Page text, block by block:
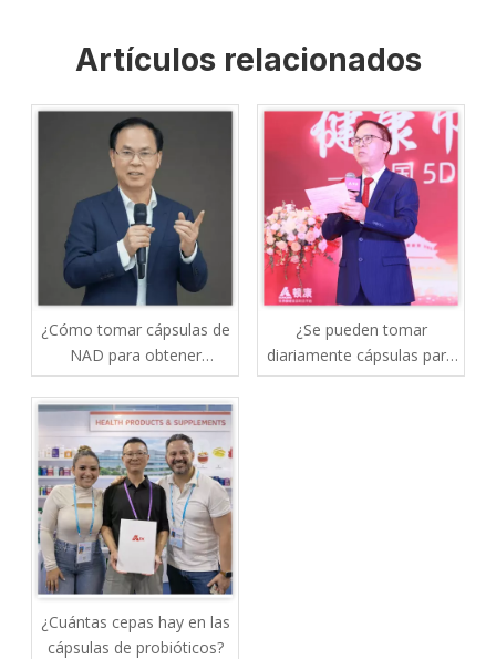
Artículos relacionados
¿Cómo tomar cápsulas de
NAD para obtener
mejores resultados?
¿Se pueden tomar
diariamente cápsulas para
el hígado o la resaca?
¿Cuántas cepas hay en las
cápsulas de probióticos?